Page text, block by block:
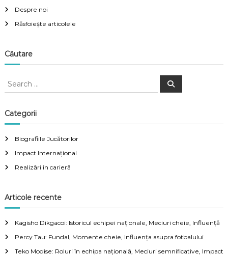
Despre noi
Răsfoiește articolele
Căutare
S
r
c
f
o
r
S
Categorii
Biografiile Jucătorilor
Impact Internațional
Realizări în carieră
Articole recente
Kagisho Dikgacoi: Istoricul echipei naționale, Meciuri cheie, Influență
Percy Tau: Fundal, Momente cheie, Influența asupra fotbalului
Teko Modise: Roluri în echipa națională, Meciuri semnificative, Impact